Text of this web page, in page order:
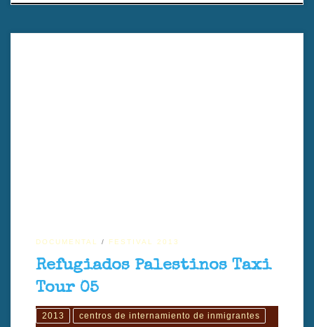
DOCUMENTAL FESTIVAL 2013
Refugiados Palestinos Taxi
Tour 05
2013 centros de internamiento de inmigrantes